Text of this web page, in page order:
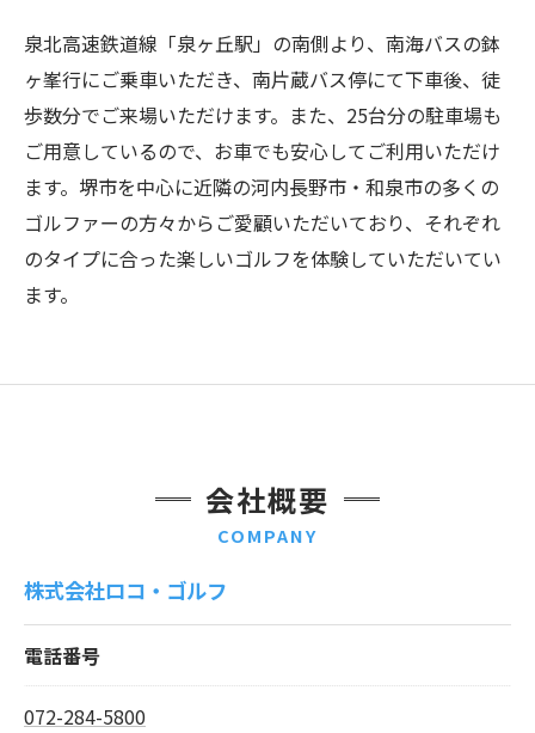
泉北高速鉄道線「泉ヶ丘駅」の南側より、南海バスの鉢
ヶ峯行にご乗車いただき、南片蔵バス停にて下車後、徒
歩数分でご来場いただけます。また、25台分の駐車場も
ご用意しているので、お車でも安心してご利用いただけ
ます。堺市を中心に近隣の河内長野市・和泉市の多くの
ゴルファーの方々からご愛顧いただいており、それぞれ
のタイプに合った楽しいゴルフを体験していただいてい
ます。
会社概要
COMPANY
株式会社ロコ・ゴルフ
電話番号
072-284-5800